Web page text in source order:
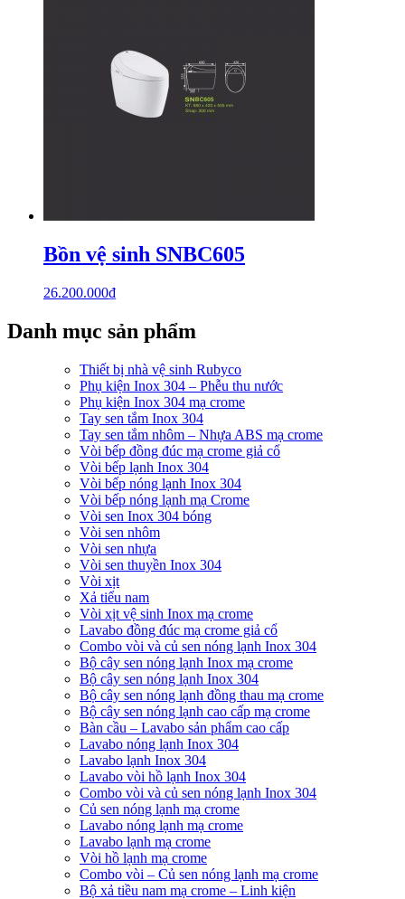
Bồn vệ sinh SNBC605
26.200.000₫
Danh mục sản phẩm
Thiết bị nhà vệ sinh Rubyco
Phụ kiện Inox 304 – Phễu thu nước
Phụ kiện Inox 304 mạ crome
Tay sen tắm Inox 304
Tay sen tắm nhôm – Nhựa ABS mạ crome
Vòi bếp đồng đúc mạ crome giả cổ
Vòi bếp lạnh Inox 304
Vòi bếp nóng lạnh Inox 304
Vòi bếp nóng lạnh mạ Crome
Vòi sen Inox 304 bóng
Vòi sen nhôm
Vòi sen nhựa
Vòi sen thuyền Inox 304
Vòi xịt
Xả tiểu nam
Vòi xịt vệ sinh Inox mạ crome
Lavabo đồng đúc mạ crome giả cổ
Combo vòi và củ sen nóng lạnh Inox 304
Bộ cây sen nóng lạnh Inox mạ crome
Bộ cây sen nóng lạnh Inox 304
Bộ cây sen nóng lạnh đồng thau mạ crome
Bộ cây sen nóng lạnh cao cấp mạ crome
Bàn cầu – Lavabo sản phẩm cao cấp
Lavabo nóng lạnh Inox 304
Lavabo lạnh Inox 304
Lavabo vòi hồ lạnh Inox 304
Combo vòi và củ sen nóng lạnh Inox 304
Củ sen nóng lạnh mạ crome
Lavabo nóng lạnh mạ crome
Lavabo lạnh mạ crome
Vòi hồ lạnh mạ crome
Combo vòi – Củ sen nóng lạnh mạ crome
Bộ xả tiều nam mạ crome – Linh kiện